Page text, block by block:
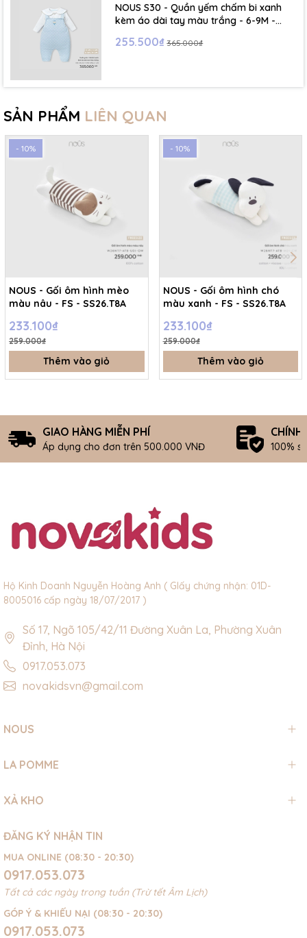
NOUS S30 - Quần yếm chấm bi xanh
kèm áo dài tay màu trắng - 6-9M -
255.500₫ 365.000₫
SẢN PHẨM LIÊN QUAN
- 10%
NOUS - Gối ôm hình mèo
màu nâu - FS - SS26.T8A
233.100₫
259.000₫
Thêm vào giỏ
- 10%
NOUS - Gối ôm hình chó
màu xanh - FS - SS26.T8A
233.100₫
259.000₫
Thêm vào giỏ
GIAO HÀNG MIỄN PHÍ
Áp dụng cho đơn trên 500.000 VNĐ
CHÍNH
100%
Hộ Kinh Doanh Nguyễn Hoàng Anh ( GIấy chứng nhận: 01D-
8005016 cấp ngày 18/07/2017 )
Số 17, Ngõ 105/42/11 Đường Xuân La, Phường Xuân
Đỉnh, Hà Nội
0917.053.073
novakidsvn@gmail.com
NOUS
LA POMME
XẢ KHO
ĐĂNG KÝ NHẬN TIN
MUA ONLINE (08:30 - 20:30)
0917.053.073
Tất cả các ngày trong tuần (Trừ tết Âm Lịch)
GÓP Ý & KHIẾU NẠI (08:30 - 20:30)
0917.053.073